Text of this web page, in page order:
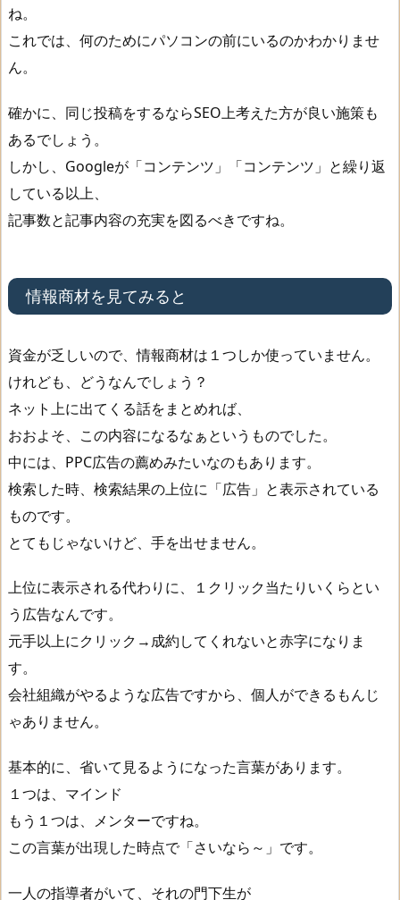
を
み
る
と
フ
ィ
エ
イ
ト
だ
け
、
な
ん
で
？
4
時
間
ア
フ
ィ
リ
ね。
これでは、何のためにパソコンの前にいるのかわかりませ
ん。
確かに、同じ投稿をするならSEO上考えた方が良い施策も
あるでしょう。
しかし、Googleが「コンテンツ」「コンテンツ」と繰り返
している以上、
記事数と記事内容の充実を図るべきですね。
情報商材を見てみると
資金が乏しいので、情報商材は１つしか使っていません。
けれども、どうなんでしょう？
ネット上に出てくる話をまとめれば、
おおよそ、この内容になるなぁというものでした。
中には、PPC広告の薦めみたいなのもあります。
検索した時、検索結果の上位に「広告」と表示されている
ものです。
とてもじゃないけど、手を出せません。
上位に表示される代わりに、１クリック当たりいくらとい
う広告なんです。
元手以上にクリック→成約してくれないと赤字になりま
す。
会社組織がやるような広告ですから、個人ができるもんじ
ゃありません。
基本的に、省いて見るようになった言葉があります。
１つは、マインド
もう１つは、メンターですね。
この言葉が出現した時点で「さいなら～」です。
一人の指導者がいて、それの門下生が